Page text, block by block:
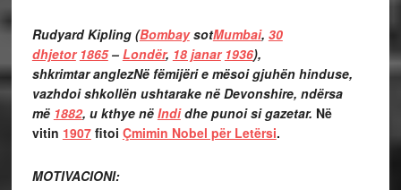
Rudyard Kipling (Bombay sotMumbai, 30
dhjetor 1865 – Londër, 18 janar 1936),
shkrimtaranglezNë fëmijëri e mësoi gjuhën hinduse,
vazhdoi shkollën ushtarake në Devonshire, ndërsa
më 1882, u kthye në Indi dhe punoi si gazetar. Në
vitin 1907 fitoi Çmimin Nobel për Letërsi.
MOTIVACIONI: